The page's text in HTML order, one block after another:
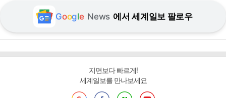
Google News 에서 세계일보 팔로우
지면보다 빠르게!
세계일보를 만나보세요